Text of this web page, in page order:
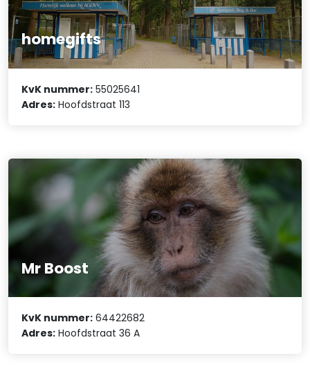
homegifts
KvK nummer: 55025641
Adres: Hoofdstraat 113
Mr Boost
KvK nummer: 64422682
Adres: Hoofdstraat 36 A